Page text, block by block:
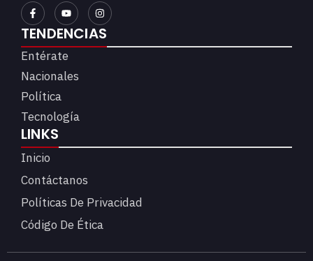
TENDENCIAS
Entérate
Nacionales
Política
Tecnología
LINKS
Inicio
Contáctanos
Políticas De Privacidad
Código De Ética